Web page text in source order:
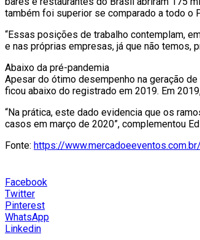
também foi superior se comparado a todo o
“Essas posições de trabalho contemplam,
e nas próprias empresas, já que não temos,
Abaixo da pré-pandemia
Apesar do ótimo desempenho na geração
ficou abaixo do registrado em 2019. Em
“Na prática, este dado evidencia que os
casos em março de 2020”, complementou
Fonte: https://
Facebook
Twitter
Pinterest
WhatsApp
Linkedin